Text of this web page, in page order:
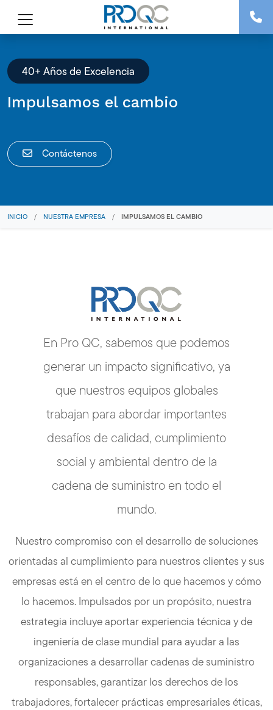
40+ Años de Excelencia
Impulsamos el cambio
Contáctenos
INICIO / NUESTRA EMPRESA / IMPULSAMOS EL CAMBIO
En Pro QC, sabemos que podemos
generar un impacto significativo, ya
que nuestros equipos globales
trabajan para abordar importantes
desafíos de calidad, cumplimiento
social y ambiental dentro de la
cadena de suministro en todo el
mundo.
Nuestro compromiso con el desarrollo de soluciones
orientadas al cumplimiento para nuestros clientes y sus
empresas está en el centro de lo que hacemos y cómo
lo hacemos. Impulsados por un propósito, nuestra
estrategia incluye aportar experiencia técnica y de
ingeniería de clase mundial para ayudar a las
organizaciones a desarrollar cadenas de suministro
responsables, garantizar los derechos de los
trabajadores, fortalecer prácticas empresariales éticas,